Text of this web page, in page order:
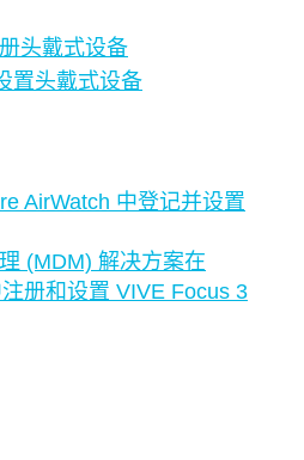
头戴式设备
置头戴式设备
AirWatch 中登记并设置
(MDM) 解决方案在
册和设置 VIVE Focus 3